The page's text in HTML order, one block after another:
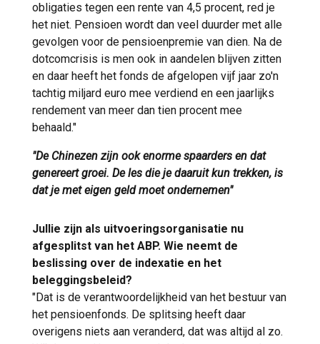
obligaties tegen een rente van 4,5 procent, red je
het niet. Pensioen wordt dan veel duurder met alle
gevolgen voor de pensioenpremie van dien. Na de
dotcomcrisis is men ook in aandelen blijven zitten
en daar heeft het fonds de afgelopen vijf jaar zo'n
tachtig miljard euro mee verdiend en een jaarlijks
rendement van meer dan tien procent mee
behaald."
"De Chinezen zijn ook enorme spaarders en dat
genereert groei. De les die je daaruit kun trekken, is
dat je met eigen geld moet ondernemen"
Jullie zijn als uitvoeringsorganisatie nu
afgesplitst van het ABP. Wie neemt de
beslissing over de indexatie en het
beleggingsbeleid?
"Dat is de verantwoordelijkheid van het bestuur van
het pensioenfonds. De splitsing heeft daar
overigens niets aan veranderd, dat was altijd al zo.